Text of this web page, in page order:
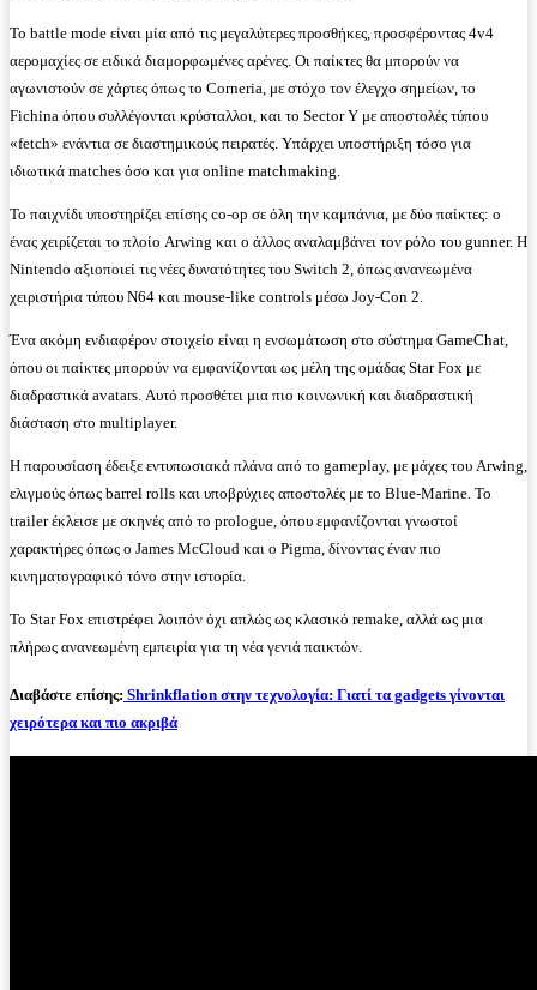
Το battle mode είναι μία από τις μεγαλύτερες προσθήκες, προσφέροντας 4v4
αερομαχίες σε ειδικά διαμορφωμένες αρένες. Οι παίκτες θα μπορούν να
αγωνιστούν σε χάρτες όπως το Corneria, με στόχο τον έλεγχο σημείων, το
Fichina όπου συλλέγονται κρύσταλλοι, και το Sector Y με αποστολές τύπου
«fetch» ενάντια σε διαστημικούς πειρατές. Υπάρχει υποστήριξη τόσο για
ιδιωτικά matches όσο και για online matchmaking.
Το παιχνίδι υποστηρίζει επίσης co-op σε όλη την καμπάνια, με δύο παίκτες: ο
ένας χειρίζεται το πλοίο Arwing και ο άλλος αναλαμβάνει τον ρόλο του gunner. Η
Nintendo αξιοποιεί τις νέες δυνατότητες του Switch 2, όπως ανανεωμένα
χειριστήρια τύπου N64 και mouse-like controls μέσω Joy-Con 2.
Ένα ακόμη ενδιαφέρον στοιχείο είναι η ενσωμάτωση στο σύστημα GameChat,
όπου οι παίκτες μπορούν να εμφανίζονται ως μέλη της ομάδας Star Fox με
διαδραστικά avatars. Αυτό προσθέτει μια πιο κοινωνική και διαδραστική
διάσταση στο multiplayer.
Η παρουσίαση έδειξε εντυπωσιακά πλάνα από το gameplay, με μάχες του Arwing,
ελιγμούς όπως barrel rolls και υποβρύχιες αποστολές με το Blue-Marine. Το
trailer έκλεισε με σκηνές από το prologue, όπου εμφανίζονται γνωστοί
χαρακτήρες όπως ο James McCloud και ο Pigma, δίνοντας έναν πιο
κινηματογραφικό τόνο στην ιστορία.
Το Star Fox επιστρέφει λοιπόν όχι απλώς ως κλασικό remake, αλλά ως μια
πλήρως ανανεωμένη εμπειρία για τη νέα γενιά παικτών.
Διαβάστε επίσης: Shrinkflation στην τεχνολογία: Γιατί τα gadgets γίνονται
χειρότερα και πιο ακριβά